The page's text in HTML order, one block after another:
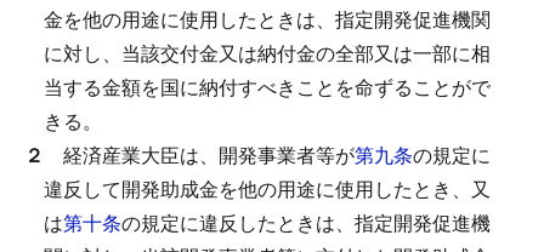
金を他の用途に使用したときは、指定開発促進機関
に対し、当該交付金又は納付金の全部又は一部に相
当する金額を国に納付すべきことを命ずることがで
きる。
２ 経済産業大臣は、開発事業者等が第九条の規定に
違反して開発助成金を他の用途に使用したとき、又
は第十条の規定に違反したときは、指定開発促進機